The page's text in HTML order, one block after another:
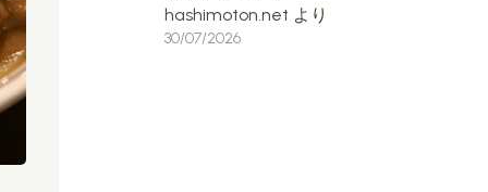
hashimoton.net より
30/07/2026